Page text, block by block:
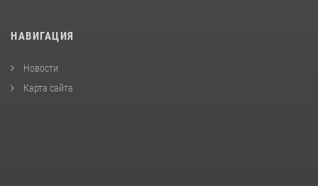
НАВИГАЦИЯ
Новости
Карта сайта